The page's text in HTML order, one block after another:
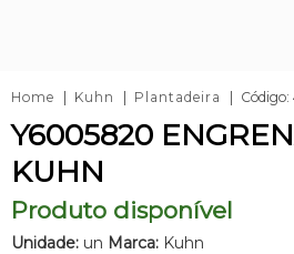
Home Kuhn Plantadeira Código:
Y6005820
KUHN
Produto disponível
Unidade: un Marca: Kuhn